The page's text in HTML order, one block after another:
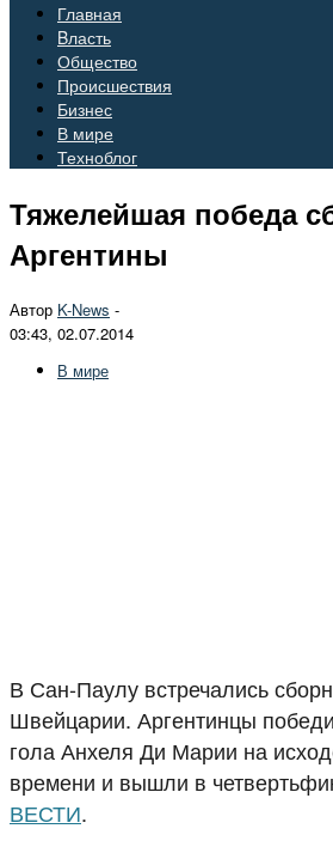
Главная
Bласть
Общество
Происшествия
Бизнес
В мире
Техноблог
Тяжелейшая победа
Аргентины
Автор K-News -
03:43, 02.07.2014
В мире
В Сан-Паулу встречались
Швейцарии. Аргентинцы
гола Анхеля Ди Марии на
времени и вышли в
ВЕСТИ.